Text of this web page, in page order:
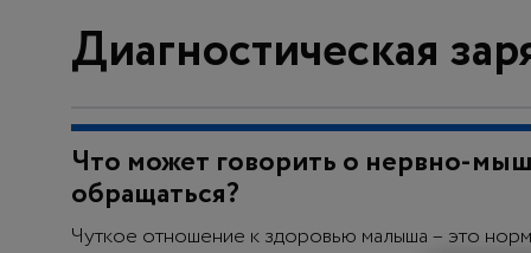
Диагностическая
Что может говорить о нервно-
обращаться?
Чуткое отношение к здоровью малыша – это